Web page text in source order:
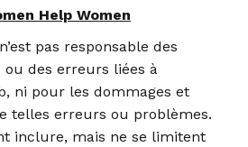
Help Women
n’est pas responsable des
des erreurs liées à
ni pour les dommages et
telles erreurs ou problèmes.
inclure, mais ne se limitent